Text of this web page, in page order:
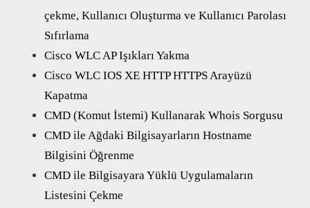
çekme, Kullanıcı Oluşturma ve Kullanıcı Parolası
Sıfırlama
Cisco WLC AP Işıkları Yakma
Cisco WLC IOS XE HTTP HTTPS Arayüzü
Kapatma
CMD (Komut İstemi) Kullanarak Whois Sorgusu
CMD ile Ağdaki Bilgisayarların Hostname
Bilgisini Öğrenme
CMD ile Bilgisayara Yüklü Uygulamaların
Listesini Çekme